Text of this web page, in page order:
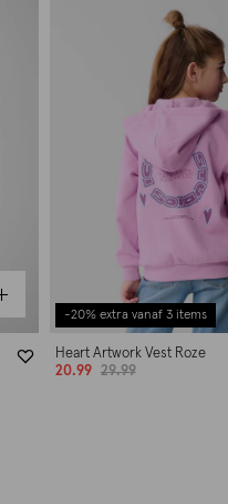
-20% extra vanaf 3 items
Heart Artwork Vest Roze
20.99
29.99